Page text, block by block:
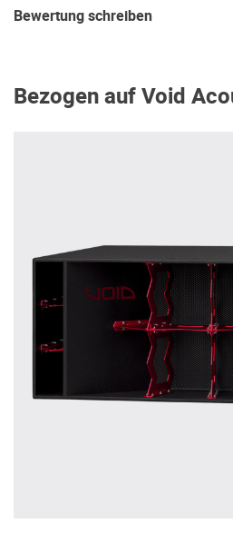
Bewertung schreiben
Bezogen auf Void